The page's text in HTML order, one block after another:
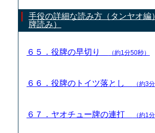
手役の詳細な読み方（タンヤオ編
牌読み）
６５．役牌の早切り （約1分50秒）
６６．役牌のトイツ落とし （約3
６７．ヤオチュー牌の連打 （約1